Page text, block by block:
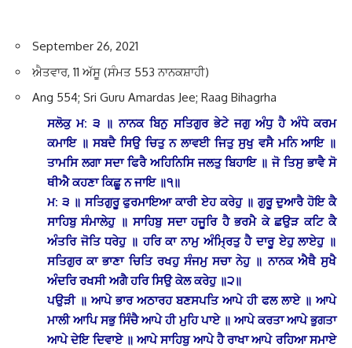
September 26, 2021
ਅ਼ੈਤਵਾਰ, 11 ਅੱਸੂ (ਸੰਮਤ 553 ਨਾਨਕਸ਼ਾਹੀ)
Ang 554; Sri Guru Amardas Jee; Raag Bihagrha
ਸਲੋਕੁ ਮ: ੩ ॥ ਨਾਨਕ ਬਿਨੁ ਸਤਿਗੁਰ ਭੇਟੇ ਜਗੁ ਅੰਧੁ ਹੈ ਅੰਧੇ ਕਰਮ
ਕਮਾਇ ॥ ਸਬਦੈ ਸਿਉ ਚਿਤੁ ਨ ਲਾਵਈ ਜਿਤੁ ਸੁਖੁ ਵਸੈ ਮਨਿ ਆਇ ॥
ਤਾਮਸਿ ਲਗਾ ਸਦਾ ਫਿਰੈ ਅਹਿਨਿਸਿ ਜਲਤੁ ਬਿਹਾਇ ॥ ਜੋ ਤਿਸੁ ਭਾਵੈ ਸੋ
ਥੀਐ ਕਹਣਾ ਕਿਛੂ ਨ ਜਾਇ ॥੧॥
ਮ: ੩ ॥ ਸਤਿਗੁਰੂ ਫੁਰਮਾਇਆ ਕਾਰੀ ਏਹ ਕਰੇਹੁ ॥ ਗੁਰੂ ਦੁਆਰੈ ਹੋਇ ਕੈ
ਸਾਹਿਬੁ ਸੰਮਾਲੇਹੁ ॥ ਸਾਹਿਬੁ ਸਦਾ ਹਜੂਰਿ ਹੈ ਭਰਮੈ ਕੇ ਛਉੜ ਕਟਿ ਕੈ
ਅੰਤਰਿ ਜੋਤਿ ਧਰੇਹੁ ॥ ਹਰਿ ਕਾ ਨਾਮੁ ਅੰਮ੍ਰਿਤੁ ਹੈ ਦਾਰੂ ਏਹੁ ਲਾਏਹੁ ॥
ਸਤਿਗੁਰ ਕਾ ਭਾਣਾ ਚਿਤਿ ਰਖਹੁ ਸੰਜਮੁ ਸਚਾ ਨੇਹੁ ॥ ਨਾਨਕ ਐਥੈ ਸੁਖੈ
ਅੰਦਰਿ ਰਖਸੀ ਅਗੈ ਹਰਿ ਸਿਉ ਕੇਲ ਕਰੇਹੁ ॥੨॥
ਪਉੜੀ ॥ ਆਪੇ ਭਾਰ ਅਠਾਰਹ ਬਣਸਪਤਿ ਆਪੇ ਹੀ ਫਲ ਲਾਏ ॥ ਆਪੇ
ਮਾਲੀ ਆਪਿ ਸਭੁ ਸਿੰਚੈ ਆਪੇ ਹੀ ਮੁਹਿ ਪਾਏ ॥ ਆਪੇ ਕਰਤਾ ਆਪੇ ਭੁਗਤਾ
ਆਪੇ ਦੇਇ ਦਿਵਾਏ ॥ ਆਪੇ ਸਾਹਿਬੁ ਆਪੇ ਹੈ ਰਾਖਾ ਆਪੇ ਰਹਿਆ ਸਮਾਏ